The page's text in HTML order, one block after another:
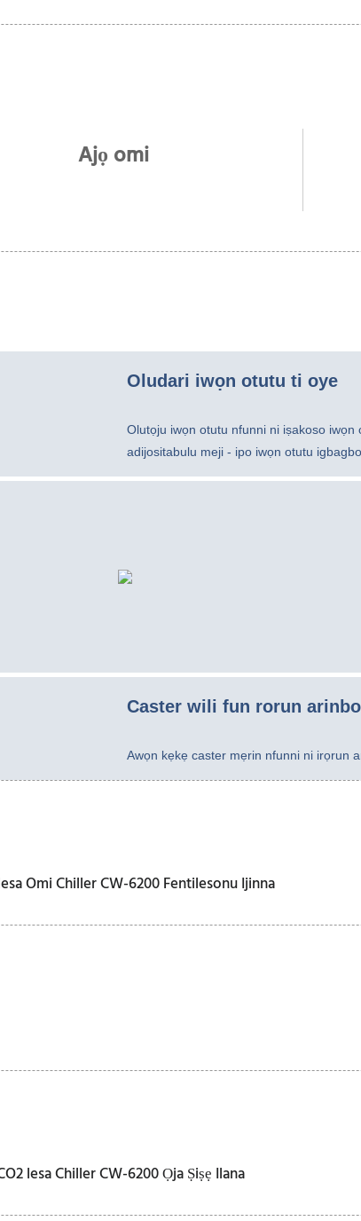
Ajọ omi
Oludari iwọn otutu ti oye
Olutọju iwọn otutu nfunni ni iṣakoso
adijositabulu meji - ipo iwọn otutu
Caster wili fun rorun arinbo
Awọn kẹkẹ caster mẹrin nfunni ni irọrun